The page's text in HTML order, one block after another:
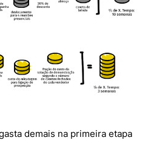
demais na primeira etapa